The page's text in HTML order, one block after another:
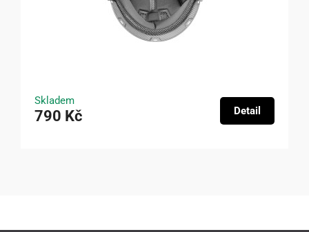
Skladem
790 Kč Detail